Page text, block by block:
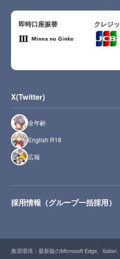
即時口座振替 クレジ
X(Twitter)
全年齢
English R18
広報
採用情報（グループ一括採用）
推奨環境：最新版のMicrosoft Edge、